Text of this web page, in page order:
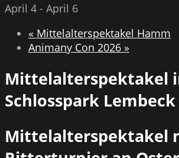
April 4 - April 6
« Mittelalterspektakel Hamm
Animany Con 2026 »
Mittelalterspektakel
Schlosspark Lembeck
Mittelalterspektakel